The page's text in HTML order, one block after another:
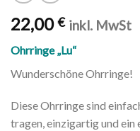
22,00€ inkl. MwSt
Ohrringe „Lu“
Wunderschöne Ohrringe!
Diese Ohrringe sind
tragen, einzigartig und ein